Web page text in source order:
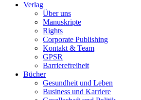
Verlag
Über uns
Manuskripte
Rights
Corporate Publishing
Kontakt & Team
GPSR
Barrierefreiheit
Bücher
Gesundheit und Leben
Business und Karriere